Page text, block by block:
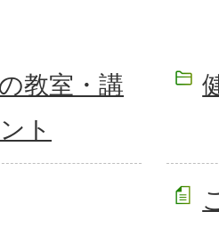
教室・講
ト